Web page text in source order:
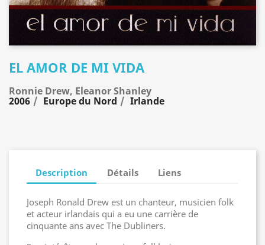
EL AMOR DE MI VIDA
Ronnie Drew, Eleanor Shanley
2006 Europe du Nord Irlande
Description Détails Liens
Joseph Ronald Drew est un chanteur, musicien folk
et acteur irlandais qui a eu une carrière de
cinquante ans avec The Dubliners.